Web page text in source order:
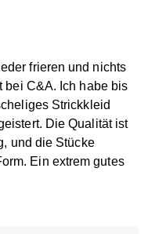
frieren und nichts
bei C&A. Ich habe bis
Strickkleid
Die Qualität ist
und die Stücke
Ein extrem gutes